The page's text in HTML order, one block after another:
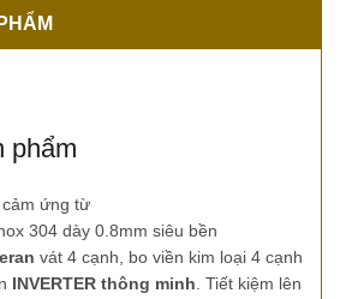
phẩm
ứng từ
304 dày 0.8mm siêu bền
vát 4 cạnh, bo viền kim loại 4 cạnh
INVERTER thông minh. Tiết kiệm lên